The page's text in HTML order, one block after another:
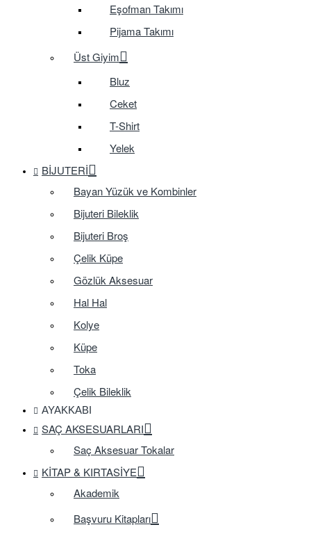
Eşofman Takımı
Pijama Takımı
Üst Giyim
Bluz
Ceket
T-Shirt
Yelek
BIJUTERI
Bayan Yüzük ve Kombinler
Bijuteri Bileklik
Bijuteri Broş
Çelik Küpe
Gözlük Aksesuar
Hal Hal
Kolye
Küpe
Toka
Çelik Bileklik
AYAKKABI
SAÇ AKSESUARLARI
Saç Aksesuar Tokalar
KITAP & KIRTASIYE
Akademik
Başvuru Kitapları